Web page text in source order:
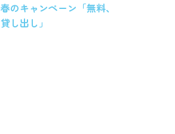
春のキャンペーン「無料、
貸し出し」